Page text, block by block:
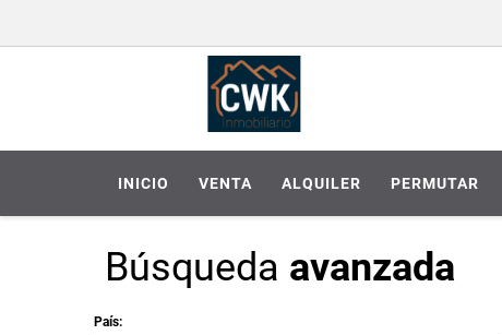
INICIO VENTA ALQUILER PERMUTAR
Búsqueda avanzada
País: